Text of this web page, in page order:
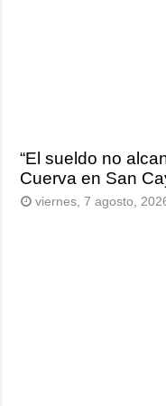
“El sueldo no
Cuerva en San
viernes, 7 agosto,